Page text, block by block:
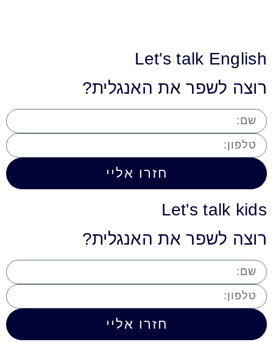
Let's talk English
רוצה לשפר את האנגלית?
חזרו אליי
Let's talk kids
רוצה לשפר את האנגלית?
חזרו אליי